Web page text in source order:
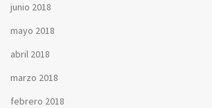
junio 2018
mayo 2018
abril 2018
marzo 2018
febrero 2018